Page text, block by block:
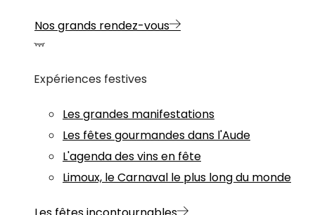
Nos grands rendez-vous
Expériences festives
Les grandes manifestations
Les fêtes gourmandes dans l'Aude
L'agenda des vins en fête
Limoux, le Carnaval le plus long du monde